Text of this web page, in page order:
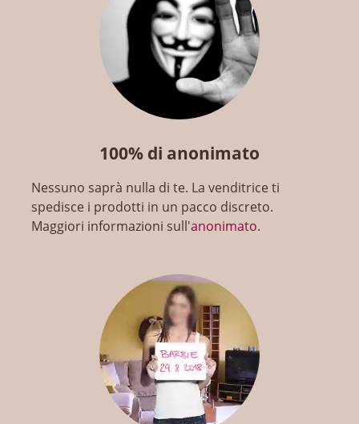
100% di anonimato
Nessuno saprà nulla di te. La venditrice ti
spedisce i prodotti in un pacco discreto.
Maggiori informazioni sull'anonimato.